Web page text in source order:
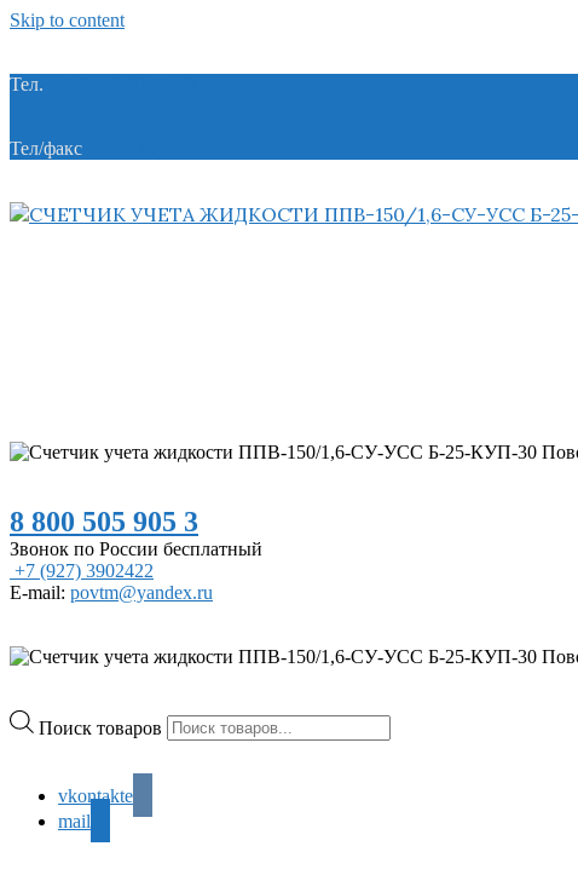
Skip to content
Тел.
Тел/факс
8 800 505 905 3
Звонок по России бесплатный
+7 (927) 3902422
E-mail: povtm@yandex.ru
Поиск товаров
vkontakte
mail